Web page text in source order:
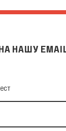
НАШУ
рассылку